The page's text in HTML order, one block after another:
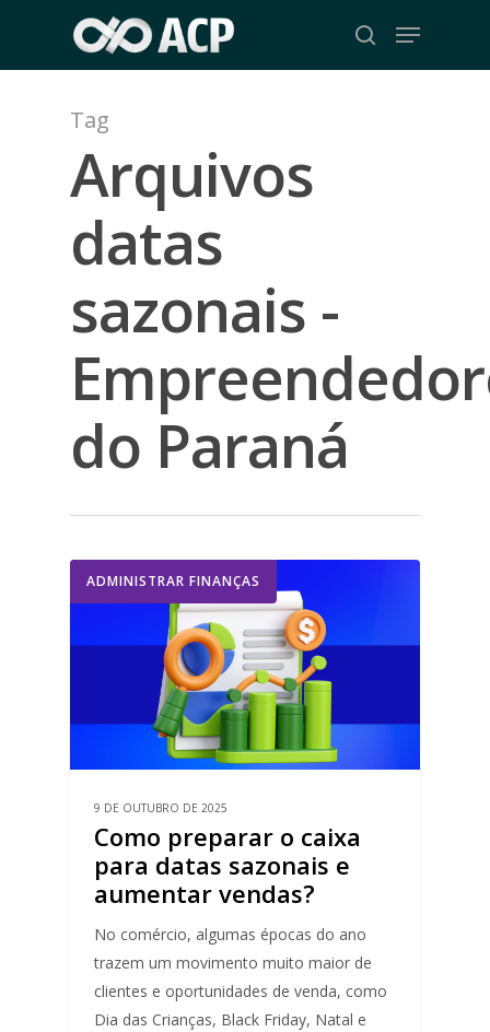
main
search
Menu
Tag
Arquivos
datas
sazonais -
do Paraná
ADMINISTRAR FINANÇAS
9 DE OUTUBRO DE 2025
Como preparar o caixa
para datas sazonais e
aumentar vendas?
No comércio, algumas épocas do ano
trazem um movimento muito maior de
clientes e oportunidades de venda, como
Dia das Crianças, Black Friday, Natal e
Close